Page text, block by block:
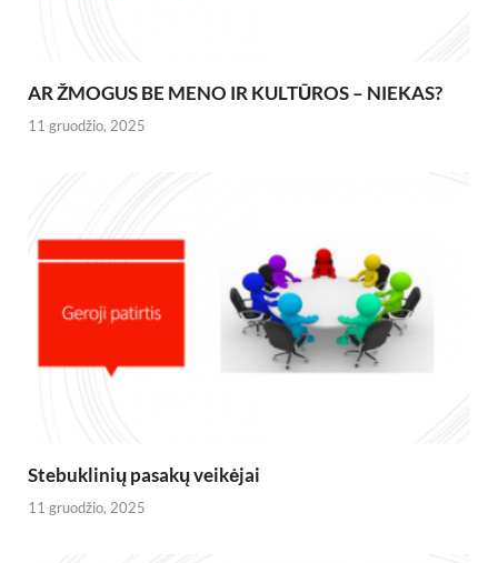
AR ŽMOGUS BE MENO IR KULTŪROS – NIEKAS?
11 gruodžio, 2025
Stebuklinių pasakų veikėjai
11 gruodžio, 2025